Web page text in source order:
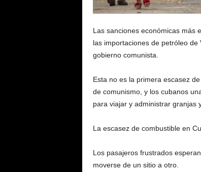
Las sanciones económicas más
las importaciones de petróleo
gobierno comunista.
Esta no es la primera escasez
de comunismo, y los cubanos
para viajar y administrar granjas
La escasez de combustible en
Los pasajeros frustrados
moverse de un sitio a otro.